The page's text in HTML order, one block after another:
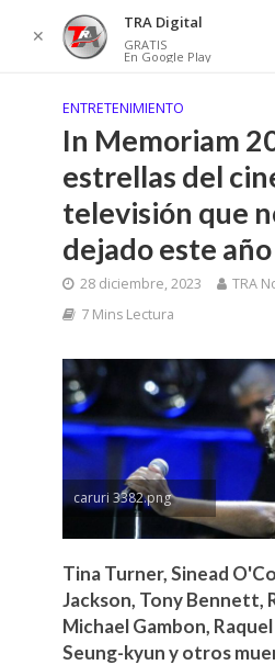
ENTRETENIMIENTO
In Memoriam
estrellas del
televisión que
dejado este año
28 diciembre, 2023
TRA
7 Mins Lectura
caruri 3382.png
Tina Turner, Sinead
Jackson, Tony Bennett,
Michael Gambon,
Seung-kyun y otros
✕
TRA Digital
GRATIS
En Google Play